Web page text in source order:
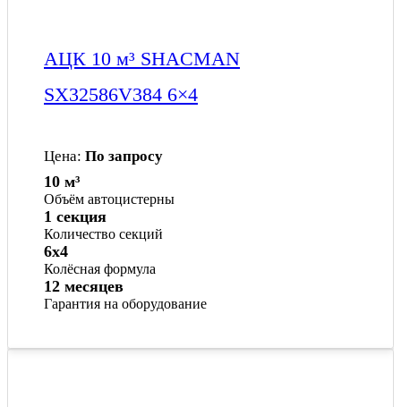
АЦК 10 м³ SHACMAN
SX32586V384 6×4
Цена: По запросу
Объём автоцистерны
10 м³
Количество секций
1 секция
Колёсная формула
6x4
Гарантия на оборудование
12 месяцев